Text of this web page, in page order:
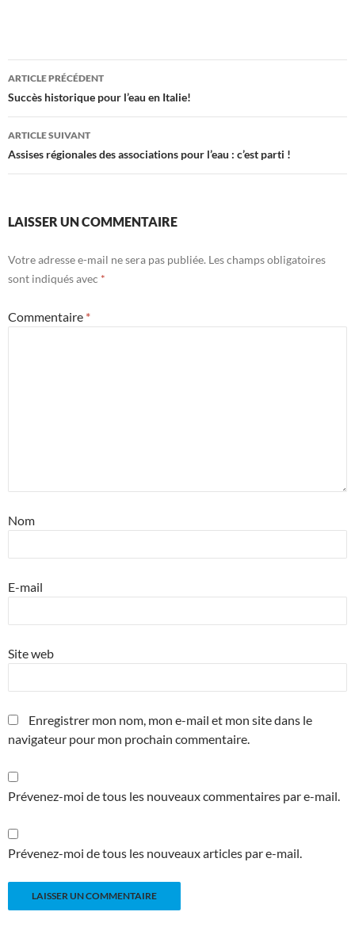
Navigation
des
articles
ARTICLE PRÉCÉDENT
Succès historique pour l’eau en Italie!
ARTICLE SUIVANT
Assises régionales des associations pour l’eau : c’est parti !
LAISSER UN COMMENTAIRE
Votre adresse e-mail ne sera pas publiée. Les champs obligatoires
sont indiqués avec *
Commentaire *
Nom
E-mail
Site web
Enregistrer mon nom, mon e-mail et mon site dans le
navigateur pour mon prochain commentaire.
Prévenez-moi de tous les nouveaux commentaires par e-mail.
Prévenez-moi de tous les nouveaux articles par e-mail.